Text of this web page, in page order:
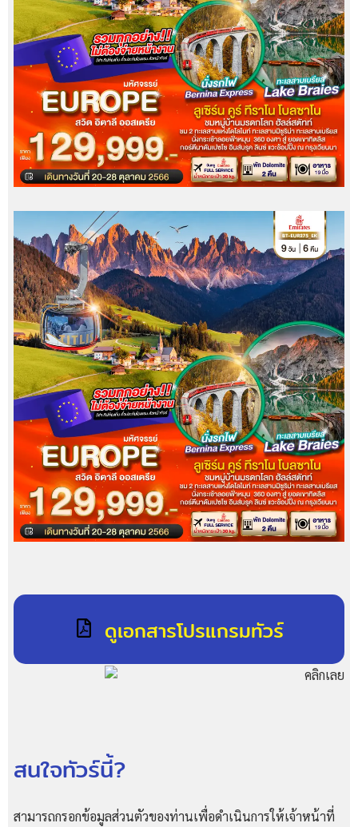
ดูเอกสารโปรแกรมทัวร์
สนใจทัวร์นี้?
สามารถกรอกข้อมูลส่วนตัวของท่านเพื่อดำเนินการให้เจ้าหน้าที่